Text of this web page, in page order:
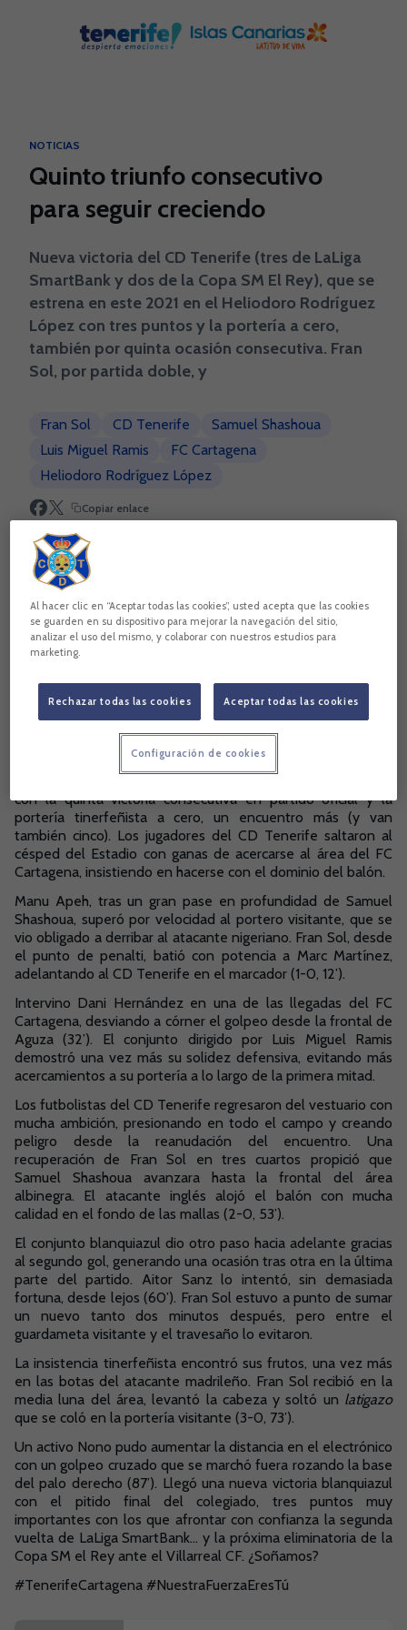
NOTICIAS
Quinto triunfo consecutivo
para seguir creciendo
Nueva victoria del CD Tenerife (tres de LaLiga
SmartBank y dos de la Copa SM El Rey), que se
estrena en este 2021 en el Heliodoro Rodríguez
López con tres puntos y la portería a cero,
también por quinta ocasión consecutiva. Fran
Sol, por partida doble, y
Fran Sol CD Tenerife
Samuel Shashoua
Luis Miguel Ramis
FC Cartagena
Heliodoro Rodríguez López
Copiar enlace
con la quinta victoria consecutiva en partido oficial y la
portería tinerfeñista a cero, un encuentro más (y van
también cinco). Los jugadores del CD Tenerife saltaron al
césped del Estadio con ganas de acercarse al área del FC
Cartagena, insistiendo en hacerse con el dominio del balón.
Manu Apeh, tras un gran pase en profundidad de Samuel
Shashoua, superó por velocidad al portero visitante, que se
vio obligado a derribar al atacante nigeriano. Fran Sol, desde
el punto de penalti, batió con potencia a Marc Martínez,
adelantando al CD Tenerife en el marcador (1-0, 12’).
Intervino Dani Hernández en una de las llegadas del FC
Cartagena, desviando a córner el golpeo desde la frontal de
Aguza (32’). El conjunto dirigido por Luis Miguel Ramis
demostró una vez más su solidez defensiva, evitando más
acercamientos a su portería a lo largo de la primera mitad.
Los futbolistas del CD Tenerife regresaron del vestuario con
mucha ambición, presionando en todo el campo y creando
peligro desde la reanudación del encuentro. Una
recuperación de Fran Sol en tres cuartos propició que
Samuel Shashoua avanzara hasta la frontal del área
albinegra. El atacante inglés alojó el balón con mucha
calidad en el fondo de las mallas (2-0, 53’).
El conjunto blanquiazul dio otro paso hacia adelante gracias
al segundo gol, generando una ocasión tras otra en la última
parte del partido. Aitor Sanz lo intentó, sin demasiada
fortuna, desde lejos (60’). Fran Sol estuvo a punto de sumar
un nuevo tanto dos minutos después, pero entre el
guardameta visitante y el travesaño lo evitaron.
La insistencia tinerfeñista encontró sus frutos, una vez más
en las botas del atacante madrileño. Fran Sol recibió en la
media luna del área, levantó la cabeza y soltó un latigazo
que se coló en la portería visitante (3-0, 73’).
Un activo Nono pudo aumentar la distancia en el electrónico
con un golpeo cruzado que se marchó fuera rozando la base
del palo derecho (87’). Llegó una nueva victoria blanquiazul
con el pitido final del colegiado, tres puntos muy
importantes con los que afrontar con confianza la segunda
vuelta de LaLiga SmartBank... y la próxima eliminatoria de la
Copa SM el Rey ante el Villarreal CF. ¿Soñamos?
#TenerifeCartagena #NuestraFuerzaEresTú
Al hacer clic en “Aceptar todas las cookies”, usted acepta que las cookies
se guarden en su dispositivo para mejorar la navegación del sitio,
analizar el uso del mismo, y colaborar con nuestros estudios para
marketing.
Rechazar todas las cookies Aceptar todas las cookies
Configuración de cookies